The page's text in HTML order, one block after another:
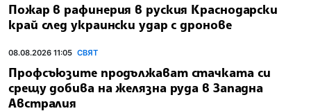
Пожар в рафинерия в руския Краснодарски
край след украински удар с дронове
08.08.2026 11:05 СВЯТ
Профсъюзите продължават стачката си
срещу добива на желязна руда в Западна
Австралия